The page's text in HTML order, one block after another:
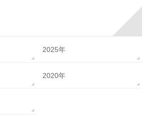
2025年
2020年